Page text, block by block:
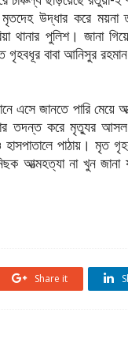
মৃতদেহ উদ্ধার করে
থানার পুলিশ। জানা
বাবা আনিসুর
এসে জানতে পারি মেয়ে
তদন্ত করে মৃত্যুর
পাঠায়। মৃত
আত্মহত্যা না খুন জানা
Share it